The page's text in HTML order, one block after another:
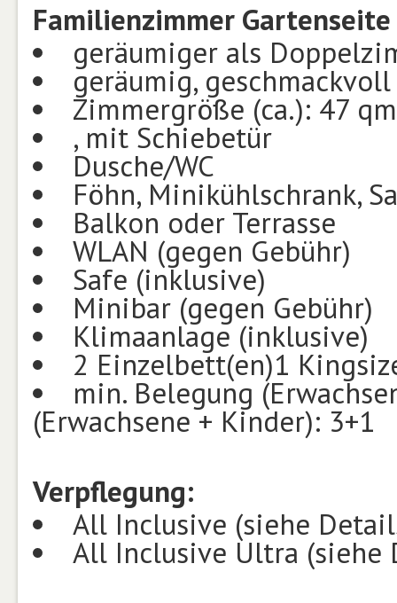
Familienzimmer Gartenseite
geräumiger als
geräumig, geschmackvoll
Zimmergröße (ca.): 47 qm
, mit Schiebetür
Dusche/WC
Föhn, Minikühlschrank,
Balkon oder Terrasse
WLAN (gegen Gebühr)
Safe (inklusive)
Minibar (gegen Gebühr)
Klimaanlage (inklusive)
2 Einzelbett(en)1
min. Belegung
(Erwachsene + Kinder): 3+1
Verpflegung:
All Inclusive (siehe
All Inclusive Ultra (siehe